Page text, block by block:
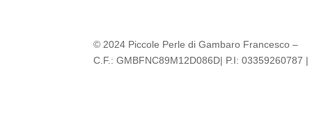
© 2024 Piccole Perle di Gambaro Francesco –
C.F.: GMBFNC89M12D086D| P.I: 03359260787 |